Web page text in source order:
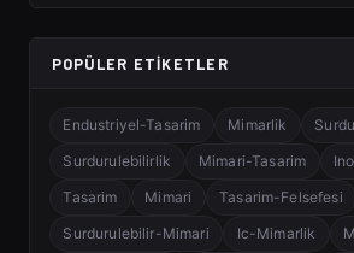
POPÜLER ETIKETLER
Endustriyel-Tasarim Mimarlik
Surdurulebilirlik
Mimari-Tasarim
Tasarim
Mimari Tasarim-Felsefesi
Surdurulebilir-Mimari
Ic-Mimarlik